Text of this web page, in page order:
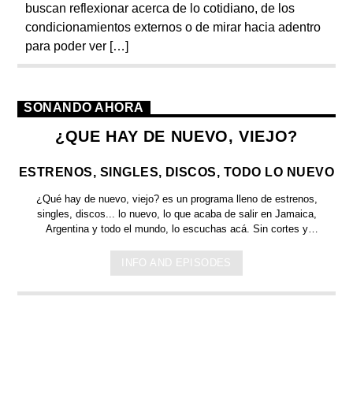
buscan reflexionar acerca de lo cotidiano, de los
condicionamientos externos o de mirar hacia adentro
para poder ver […]
SONANDO AHORA
¿QUE HAY DE NUEVO, VIEJO?
ESTRENOS, SINGLES, DISCOS, TODO LO NUEVO
¿Qué hay de nuevo, viejo?es un programa lleno de estrenos,
singles, discos... lo nuevo, lo que acaba de salir enJamaica,
Argentina y todo el mundo, lo escuchas acá. Sin cortes y
INFO AND EPISODES